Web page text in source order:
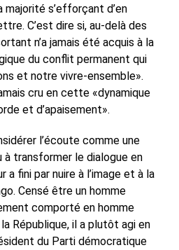
majorité s’efforçant d’en
C’est dire si, au-delà des
n’a jamais été acquis à la
du conflit permanent qui
et notre vivre-ensemble».
cru en cette «dynamique
et d’apaisement».
l’écoute comme une
à transformer le dialogue en
fini par nuire à l’image et à la
Censé être un homme
comporté en homme
République, il a plutôt agi en
du Parti démocratique